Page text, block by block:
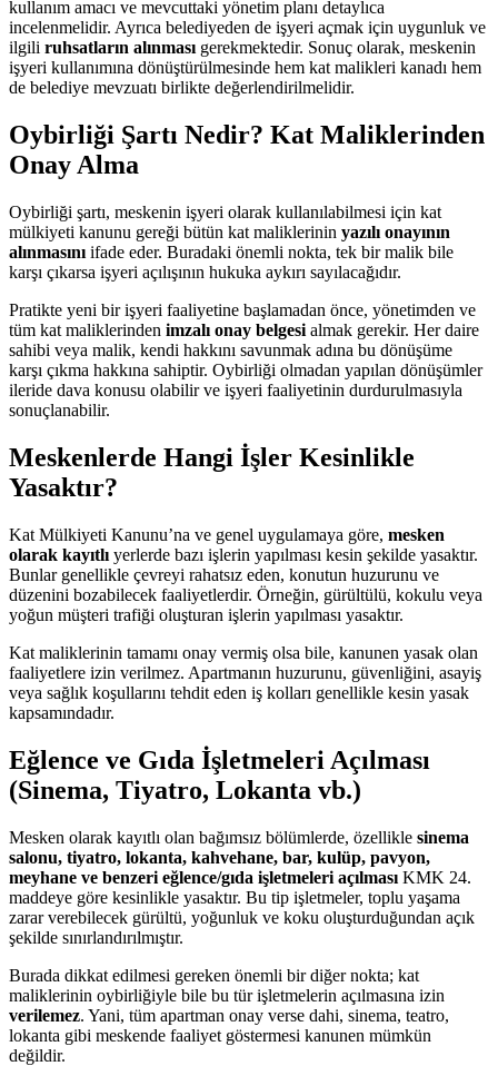
kullanım amacı ve mevcuttaki yönetim planı detaylıca
incelenmelidir. Ayrıca belediyeden de işyeri açmak için uygunluk ve
ilgili ruhsatların alınmasıgerekmektedir. Sonuç olarak, meskenin
işyeri kullanımına dönüştürülmesinde hem kat malikleri kanadı hem
de belediye mevzuatı birlikte değerlendirilmelidir.
Oybirliği Şartı Nedir? Kat Maliklerinden
Onay Alma
Oybirliği şartı, meskenin işyeri olarak kullanılabilmesi için kat
mülkiyeti kanunu gereği bütün kat maliklerinin yazılı onayının
alınmasını ifade eder. Buradaki önemli nokta, tek bir malik bile
karşı çıkarsa işyeri açılışının hukuka aykırı sayılacağıdır.
Pratikte yeni bir işyeri faaliyetine başlamadan önce, yönetimden ve
tüm kat maliklerinden imzalı onay belgesi almak gerekir. Her daire
sahibi veya malik, kendi hakkını savunmak adına bu dönüşüme
karşı çıkma hakkına sahiptir. Oybirliği olmadan yapılan dönüşümler
ileride dava konusu olabilir ve işyeri faaliyetinin durdurulmasıyla
sonuçlanabilir.
Meskenlerde Hangi İşler Kesinlikle
Yasaktır?
Kat Mülkiyeti Kanunu’na ve genel uygulamaya göre, mesken
olarak kayıtlı yerlerde bazı işlerin yapılması kesin şekilde yasaktır.
Bunlar genellikle çevreyi rahatsız eden, konutun huzurunu ve
düzenini bozabilecek faaliyetlerdir. Örneğin, gürültülü, kokulu veya
yoğun müşteri trafiği oluşturan işlerin yapılması yasaktır.
Kat maliklerinin tamamı onay vermiş olsa bile, kanunen yasak olan
faaliyetlere izin verilmez. Apartmanın huzurunu, güvenliğini, asayiş
veya sağlık koşullarını tehdit eden iş kolları genellikle kesin yasak
kapsamındadır.
Eğlence ve Gıda İşletmeleri Açılması
(Sinema, Tiyatro, Lokanta vb.)
Mesken olarak kayıtlı olan bağımsız bölümlerde, özellikle sinema
salonu, tiyatro, lokanta, kahvehane, bar, kulüp, pavyon,
meyhane ve benzeri eğlence/gıda işletmeleri açılması KMK 24.
maddeye göre kesinlikle yasaktır. Bu tip işletmeler, toplu yaşama
zarar verebilecek gürültü, yoğunluk ve koku oluşturduğundan açık
şekilde sınırlandırılmıştır.
Burada dikkat edilmesi gereken önemli bir diğer nokta; kat
maliklerinin oybirliğiyle bile bu tür işletmelerin açılmasına izin
verilemez. Yani, tüm apartman onay verse dahi, sinema, teatro,
lokanta gibi meskende faaliyet göstermesi kanunen mümkün
değildir.